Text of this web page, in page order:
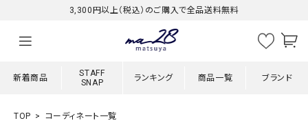
3,300円以上（税込）のご購入で全品送料無料
新着商品
STAFF
SNAP
ランキング 商品一覧 ブランド
TOP コーディネート一覧